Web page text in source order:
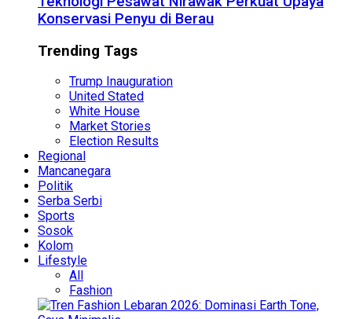
Konservasi Penyu di Berau
Trending Tags
Trump Inauguration
United Stated
White House
Market Stories
Election Results
Regional
Mancanegara
Politik
Serba Serbi
Sports
Sosok
Kolom
Lifestyle
All
Fashion